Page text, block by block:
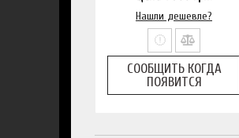
Нашли дешевле?
СООБЩИТЬ КОГДА
ПОЯВИТСЯ